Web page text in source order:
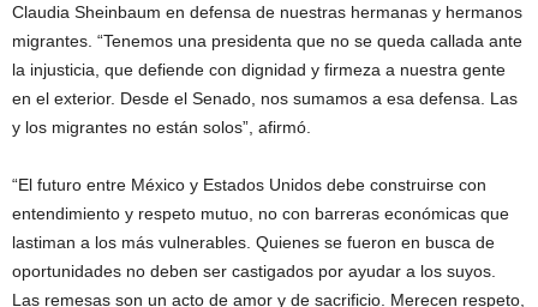
Claudia Sheinbaum en defensa de nuestras hermanas y hermanos
migrantes. “Tenemos una presidenta que no se queda callada ante
la injusticia, que defiende con dignidad y firmeza a nuestra gente
en el exterior. Desde el Senado, nos sumamos a esa defensa. Las
y los migrantes no están solos”, afirmó.
“El futuro entre México y Estados Unidos debe construirse con
entendimiento y respeto mutuo, no con barreras económicas que
lastiman a los más vulnerables. Quienes se fueron en busca de
oportunidades no deben ser castigados por ayudar a los suyos.
Las remesas son un acto de amor y de sacrificio. Merecen respeto,